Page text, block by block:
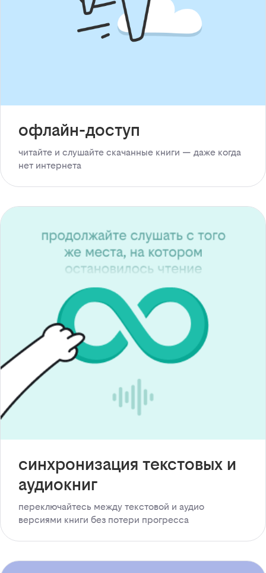
офлайн-доступ
читайте и слушайте скачанные книги — даже когда
нет интернета
синхронизация текстовых и
аудиокниг
переключайтесь между текстовой и аудио
версиями книги без потери прогресса